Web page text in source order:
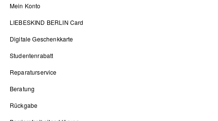
Mein Konto
LIEBESKIND BERLIN Card
Digitale Geschenkkarte
Studentenrabatt
Reparaturservice
Beratung
Rückgabe